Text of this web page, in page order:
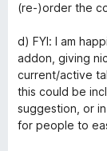
(re-)order the
d) FYI: I am
addon, giving
current/active
this could be
suggestion, or
for people to